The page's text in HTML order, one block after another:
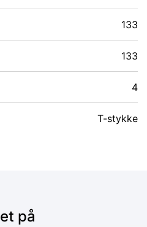
133
133
4
T-stykke
på